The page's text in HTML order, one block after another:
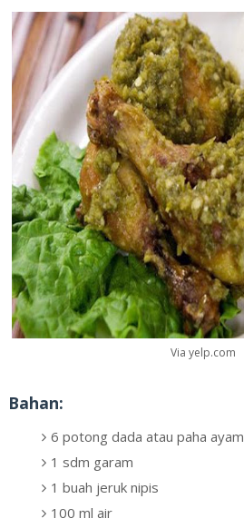
Via yelp.com
Bahan:
6 potong dada atau paha ayam
1 sdm garam
1 buah jeruk nipis
100 ml air